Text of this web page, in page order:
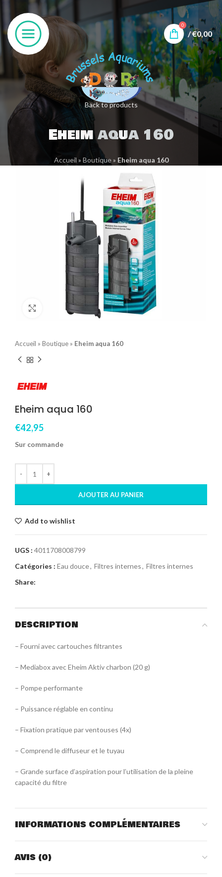
0
/€0,00
Back to products
Eheim aqua 160
Accueil » Boutique» Eheim aqua 160
Click to enlarge
Accueil » Boutique » Eheim aqua 160
Eheim aqua 160
€42,95
Sur commande
AJOUTER AU PANIER
Add to wishlist
UGS : 4011708008799
Catégories : Eau douce, Filtres internes, Filtres internes
Share:
DESCRIPTION
– Fourni avec cartouches filtrantes
– Mediabox avec Eheim Aktiv charbon (20 g)
– Pompe performante
– Puissance réglable en continu
– Fixation pratique par ventouses (4x)
– Comprend le diffuseur et le tuyau
– Grande surface d’aspiration pour l’utilisation de la pleine
capacité du filtre
INFORMATIONS COMPLÉMENTAIRES
AVIS (0)